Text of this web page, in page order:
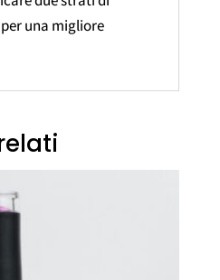
una migliore